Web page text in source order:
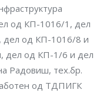
од КП-1016/1, дел
од КП-1016/8 и
дел од КП-1/6 и дел
Радовиш, тех.бр.
од ТДПИГК